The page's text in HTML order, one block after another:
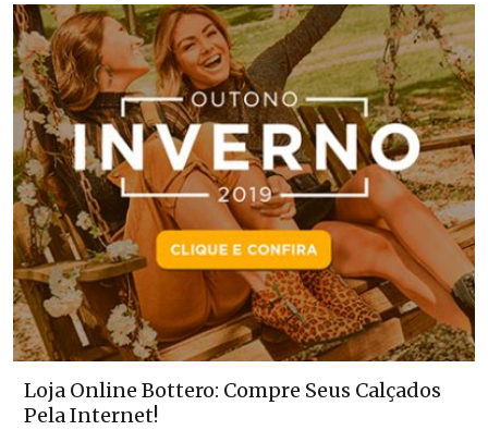
Loja Online Bottero: Compre Seus Calçados
Pela Internet!